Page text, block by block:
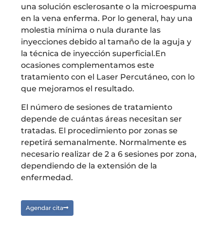
una solución esclerosante o la microespuma
en la vena enferma. Por lo general, hay una
molestia mínima o nula durante las
inyecciones debido al tamaño de la aguja y
la técnica de inyección superficial.En
ocasiones complementamos este
tratamiento con el Laser Percutáneo, con lo
que mejoramos el resultado.
El número de sesiones de tratamiento
depende de cuántas áreas necesitan ser
tratadas. El procedimiento por zonas se
repetirá semanalmente. Normalmente es
necesario realizar de 2 a 6 sesiones por zona,
dependiendo de la extensión de la
enfermedad.
Agendar cita